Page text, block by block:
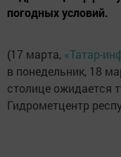
погодных условий.
(17 марта, «Татар-
в понедельник, 18
столице ожидается
Гидрометцентр